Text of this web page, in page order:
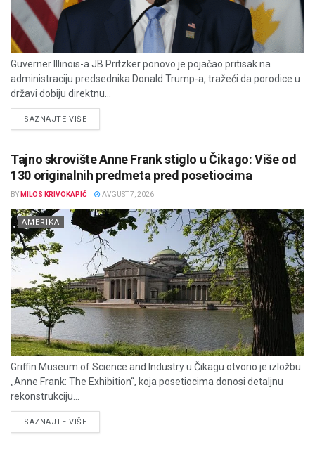
Guverner Illinois-a JB Pritzker ponovo je pojačao pritisak na
administraciju predsednika Donald Trump-a, tražeći da porodice u
državi dobiju direktnu...
SAZNAJTE VIŠEDETAILS
Tajno skrovište Anne Frank stiglo u Čikago: Više od
130 originalnih predmeta pred posetiocima
BY MILOS KRIVOKAPIĆ AVGUST 7, 2026
AMERIKA
Griffin Museum of Science and Industry u Čikagu otvorio je izložbu
„Anne Frank: The Exhibition“, koja posetiocima donosi detaljnu
rekonstrukciju...
SAZNAJTE VIŠEDETAILS